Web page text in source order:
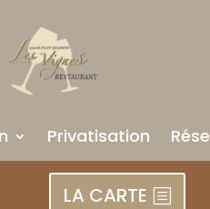
Privatisation
LA CARTE